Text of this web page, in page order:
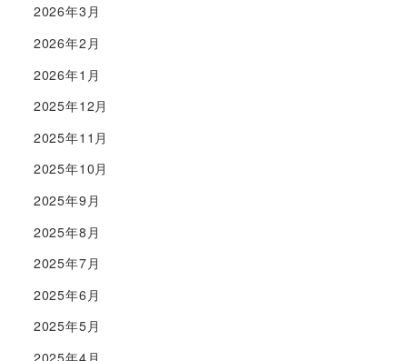
2026年3月
2026年2月
2026年1月
2025年12月
2025年11月
2025年10月
2025年9月
2025年8月
2025年7月
2025年6月
2025年5月
2025年4月